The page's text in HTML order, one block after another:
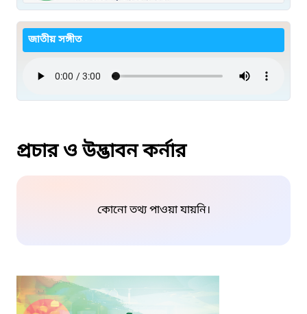
জাতীয় সঙ্গীত
প্রচার ও উদ্ভাবন কর্নার
কোনো তথ্য পাওয়া যায়নি।